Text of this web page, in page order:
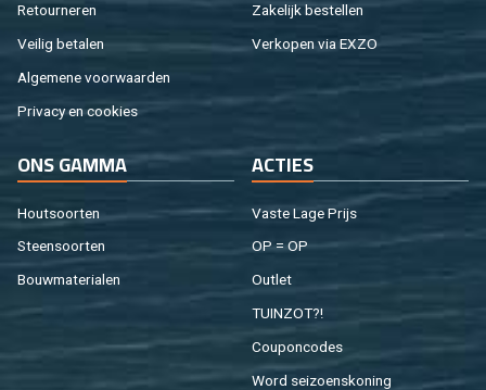
Re­tour­ne­ren
Vei­lig be­ta­len
Al­ge­me­ne voor­waar­den
Pri­va­cy en coo­kies
Za­ke­lijk be­stel­len
Ver­ko­pen via EXZO
ONS GAMMA
Hout­soor­ten
Steen­soor­ten
Bouw­ma­te­ri­a­len
AC­TIES
Vaste Lage Prijs
OP = OP
Out­let
TUIN­ZOT?!
Cou­pon­co­des
Word sei­zoens­ko­ning